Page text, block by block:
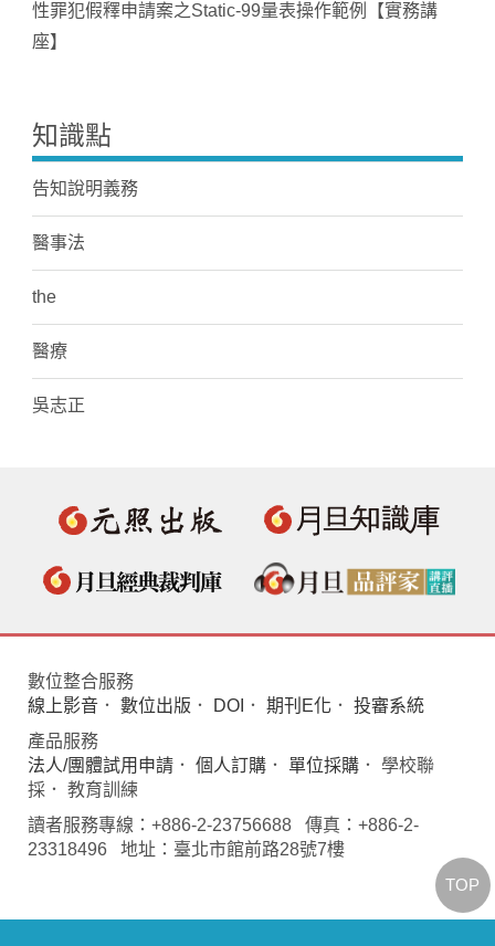
性罪犯假釋申請案之Static-99量表操作範例【實務講
座】
知識點
告知說明義務
醫事法
the
醫療
吳志正
數位整合服務
線上影音 ． 數位出版 ． DOI ． 期刊E化 ． 投審系統
產品服務
法人/團體試用申請 ． 個人訂購 ． 單位採購 ． 學校聯
採． 教育訓練
讀者服務專線：+886-2-23756688 傳真：+886-2-
23318496 地址：臺北市館前路28號7樓
TOP